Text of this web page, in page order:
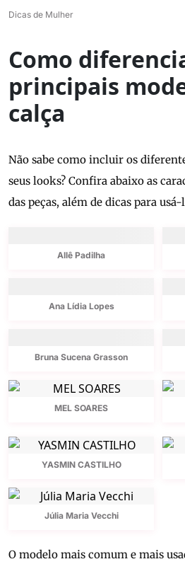
Dicas de Mulher
Como
principais
calça
Não sabe como incluir os
seus looks? Confira abaixo as
das peças, além de dicas para
Allê Padilha
Ana Lídia Lopes
Bruna Sucena Grasson
MEL SOARES
YASMIN CASTILHO
Júlia Maria Vecchi
O modelo mais comum e mais